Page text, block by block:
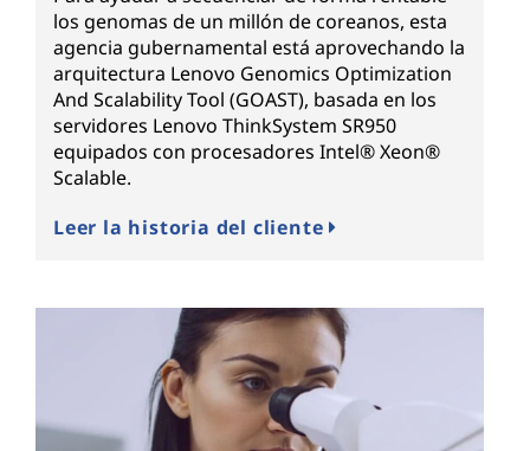
los genomas de un millón de coreanos, esta
agencia gubernamental está aprovechando la
arquitectura Lenovo Genomics Optimization
And Scalability Tool (GOAST), basada en los
servidores Lenovo ThinkSystem SR950
equipados con procesadores Intel® Xeon®
Scalable.
Leer la historia del cliente